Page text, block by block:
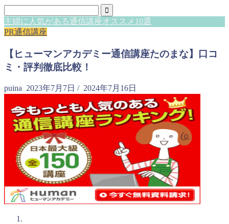
主婦に人気がある通信講座オススメ10選
PR通信講座
【ヒューマンアカデミー通信講座たのまな】口コ
ミ・評判徹底比較！
puina 2023年7月7日 / 2024年7月16日